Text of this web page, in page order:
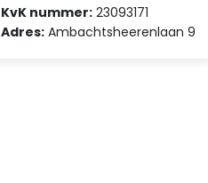
KvK nummer: 23093171
Adres: Ambachtsheerenlaan 9